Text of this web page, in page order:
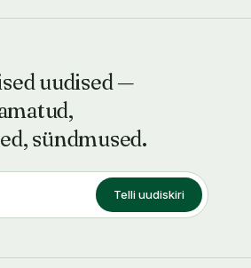
uudised —
sündmused.
Telli uudiskiri